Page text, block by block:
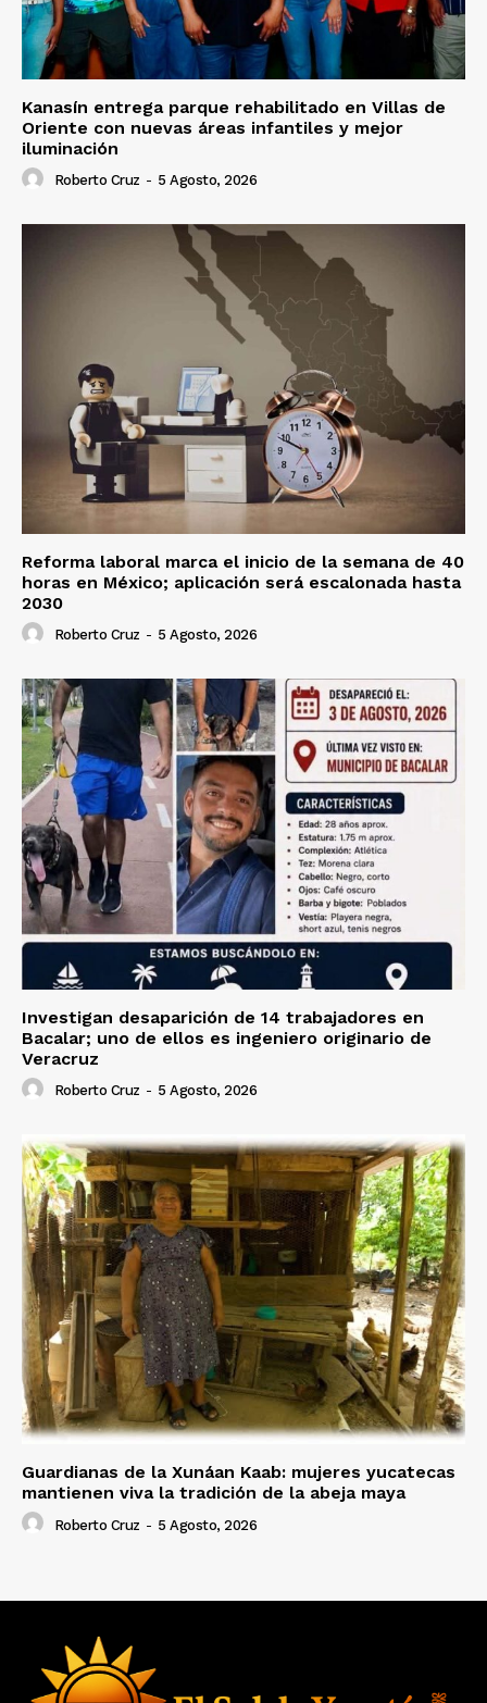
Kanasín entrega parque rehabilitado en Villas de
Oriente con nuevas áreas infantiles y mejor
iluminación
Roberto Cruz - 5 Agosto, 2026
Reforma laboral marca el inicio de la semana de 40
horas en México; aplicación será escalonada hasta
2030
Roberto Cruz - 5 Agosto, 2026
Investigan desaparición de 14 trabajadores en
Bacalar; uno de ellos es ingeniero originario de
Veracruz
Roberto Cruz - 5 Agosto, 2026
Guardianas de la Xunáan Kaab: mujeres yucatecas
mantienen viva la tradición de la abeja maya
Roberto Cruz - 5 Agosto, 2026